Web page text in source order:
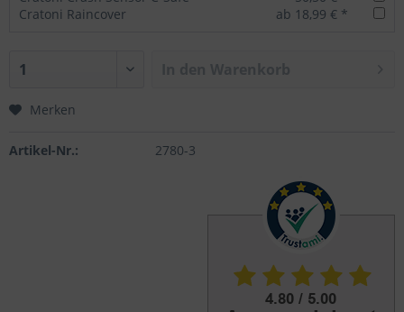
Cratoni Raincover
ab 18,99 € *
Merken
Artikel-Nr.: 2780-3